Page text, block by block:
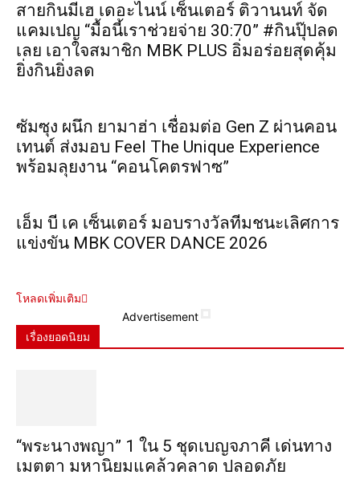
สายกินมีเฮ เดอะไนน์ เซ็นเตอร์ ติวานนท์ จัด
แคมเปญ “มื้อนี้เราช่วยจ่าย 30:70” #กินปุ๊ปลด
เลย เอาใจสมาชิก MBK PLUS อิ่มอร่อยสุดคุ้ม
ยิ่งกินยิ่งลด
ซัมซุง ผนึก ยามาฮ่า เชื่อมต่อ Gen Z ผ่านคอน
เทนต์ ส่งมอบ Feel The Unique Experience
พร้อมลุยงาน “คอนโคตรฟาซ”
เอ็ม บี เค เซ็นเตอร์ มอบรางวัลทีมชนะเลิศการ
แข่งขัน MBK COVER DANCE 2026
โหลดเพิ่มเติม
Advertisement
เรื่องยอดนิยม
“พระ​นาง​พญา” 1 ใน 5​ ชุดเบญจ​ภาคี​ เด่นทาง
เมตตา​ มหา​นิยม​แคล้วคลาด​ ปลอดภัย​